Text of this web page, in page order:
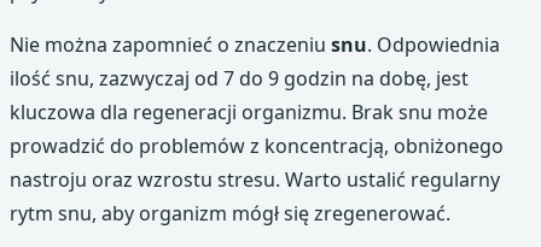
Nie można zapomnieć o znaczeniu snu. Odpowiednia
ilość snu, zazwyczaj od 7 do 9 godzin na dobę, jest
kluczowa dla regeneracji organizmu. Brak snu może
prowadzić do problemów z koncentracją, obniżonego
nastroju oraz wzrostu stresu. Warto ustalić regularny
rytm snu, aby organizm mógł się zregenerować.